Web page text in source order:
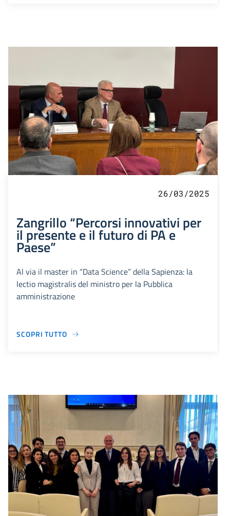
26/03/2025
Zangrillo “Percorsi innovativi per
il presente e il futuro di PA e
Paese”
Al via il master in “Data Science” della Sapienza: la
lectio magistralis del ministro per la Pubblica
amministrazione
SCOPRI TUTTO